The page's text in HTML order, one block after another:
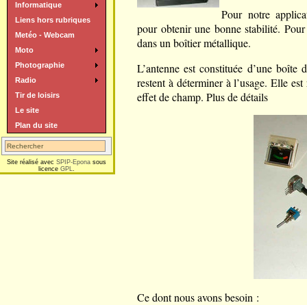
Pour notre
pour obtenir une bonne stabilité.
dans un boîtier métallique.
L’antenne est constituée d’une boîte
restent à déterminer à l’usage. Elle
effet de champ. Plus de détails
Ce dont nous avons besoin :
Informatique
Liens hors rubriques
Metéo - Webcam
Moto
Photographie
Radio
Tir de loisirs
Le site
Plan du site
Site réalisé avec SPIP-Epona sous
licence GPL.